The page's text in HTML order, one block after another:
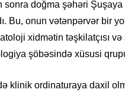
sonra doğma şəhəri Şuşaya
Bu, onun vətənpərvər bir
xidmətin təşkilatçısı
şöbəsində xüsusi
klinik ordinaturaya daxil